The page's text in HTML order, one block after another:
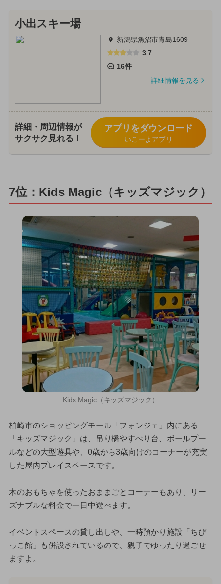
小出スキー場
新潟県魚沼市青島1609
3.7
16件
詳細情報を見る
詳細・周辺情報が
サクサク見れる！
アプリをダウンロード
いこーよアプリ
7位：Kids Magic（キッズマジック）
Kids Magic（キッズマジック）
柏崎市のショッピングモール「フォンジェ」内にある
「キッズマジック」は、吊り橋やすべり台、ボールプー
ルなどの大型遊具や、0歳から3歳向けのコーナーが充実
した屋内プレイスペースです。
木のおもちゃを使ったおままごとコーナーもあり、リー
ズナブルな料金で一日中遊べます。
イベントスペースの貸し出しや、一時預かり施設「ちび
っこ館」も併設されているので、親子でゆったり過ごせ
ますよ。